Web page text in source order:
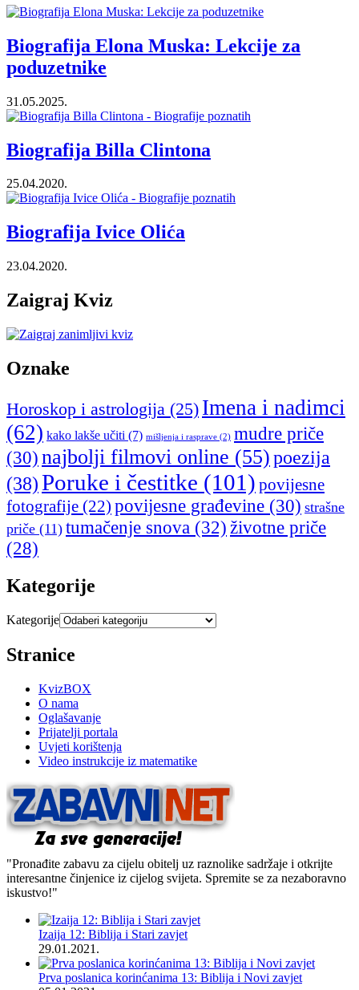
Biografija Elona Muska: Lekcije za
poduzetnike
31.05.2025.
Biografija Billa Clintona
25.04.2020.
Biografija Ivice Olića
23.04.2020.
Zaigraj Kviz
Oznake
Horoskop i astrologija (25) Imena i nadimci
(62) kako lakše učiti (7) mišljenja i rasprave (2) mudre priče
(30) najbolji filmovi online (55)poezija
(38)Poruke i čestitke (101) povijesne
fotografije (22) povijesne građevine (30) strašne
priče (11) tumačenje snova (32) životne priče
(28)
Kategorije
Kategorije
Stranice
KvizBOX
O nama
Oglašavanje
Prijatelji portala
Uvjeti korištenja
Video instrukcije iz matematike
"Pronađite zabavu za cijelu obitelj uz raznolike sadržaje i otkrijte
interesantne činjenice iz cijelog svijeta. Spremite se za nezaboravno
iskustvo!"
Izaija 12: Biblija i Stari zavjet
29.01.2021.
Prva poslanica korinćanima 13: Biblija i Novi zavjet